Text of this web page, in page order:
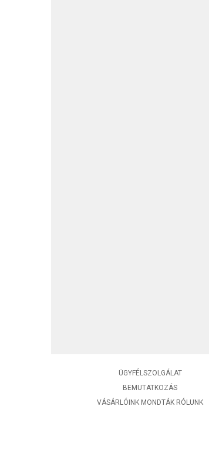
ÜGYFÉLSZOLGÁLAT
BEMUTATKOZÁS
VÁSÁRLÓINK MONDTÁK RÓLUNK